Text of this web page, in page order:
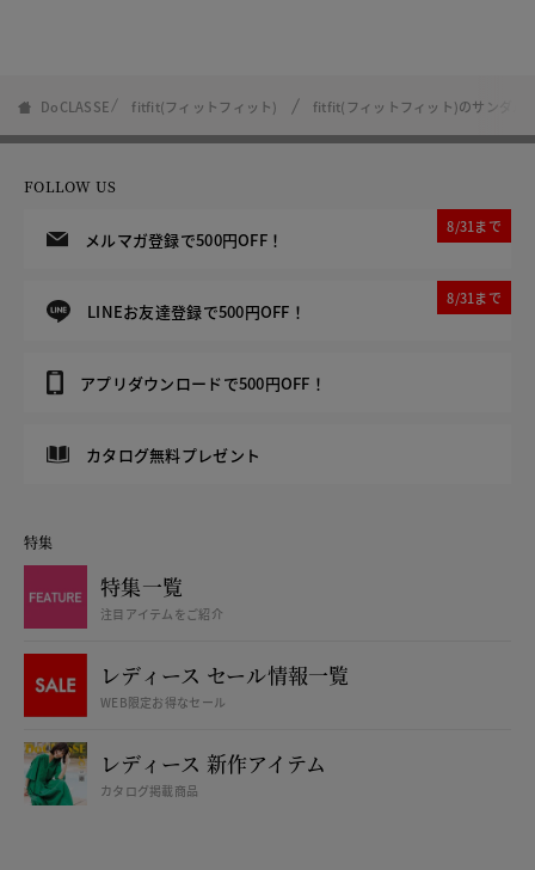
DoCLASSE fitfit(フィットフィット) fitfit(フィットフィット)のサンダル
FOLLOW US
メルマガ登録で500円OFF！
8/31まで
LINEお友達登録で500円OFF！
8/31まで
アプリダウンロードで500円OFF！
カタログ無料プレゼント
特集
特集一覧
注目アイテムをご紹介
レディース セール情報一覧
WEB限定お得なセール
レディース 新作アイテム
カタログ掲載商品